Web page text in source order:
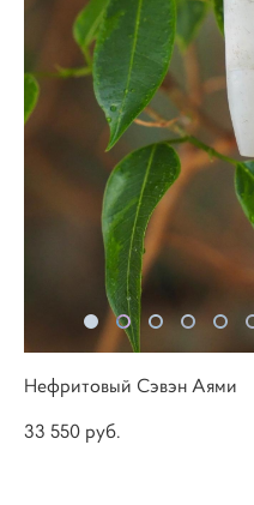
Нефритовый Сэвэн Аями
33 550 pуб.